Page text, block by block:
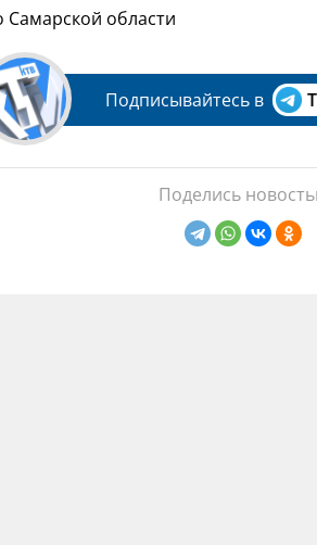
области
Подписывайтесь в
Поделись